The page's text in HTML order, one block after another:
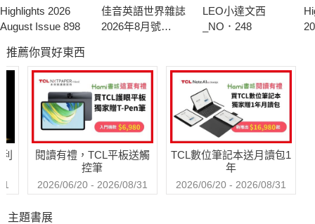
◎ 出版理念
Purpose ™) 的理念，致力於培養孩子們在成長時所需要的基礎
知識、創造力、好奇心和自信心，同時也從全人教育的角度讓孩
子們學習如何照顧他人和尊重他人的感受，進而擁有崇高的品格
與探索自身世界觀的發展。在這個可塑性最大的階段，讓孩子們
可以受到各方面不同的刺激對潛能發展是非常關鍵的。這 70 多
年來，Highlights 出版社創辦人 Myers 夫婦的價值觀依然貫徹在
重要的人 (Children Are the World’s Most Important People ™)
。
Highlights 2026
August Issue 898
佳音英語世界雜誌
2026年8月號
LEO小達文西
_NO．248
推薦你買好東西
閱讀有禮，TCL平板送觸
控筆
2026/06/20 - 2026/08/31
TCL數位筆記本送月讀包1
年
2026/06/20 - 2026/08/31
主題書展